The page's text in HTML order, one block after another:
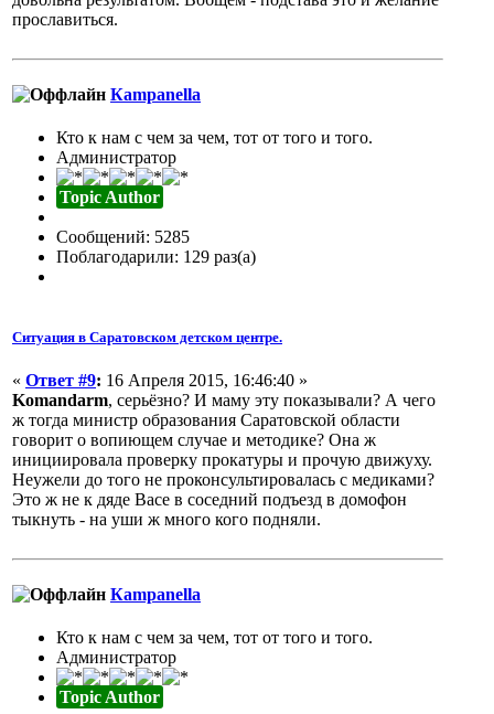
прославиться.
Кampanella
Кто к нам с чем за чем, тот от того и того.
Администратор
Topic Author
Сообщений: 5285
Поблагодарили: 129 раз(а)
Ситуация в Саратовском детском центре.
« Ответ #9: 16 Апреля 2015, 16:46:40 »
Komandarm, серьёзно? И маму эту показывали? А чего
ж тогда министр образования Саратовской области
говорит о вопиющем случае и методике? Она ж
инициировала проверку прокатуры и прочую движуху.
Неужели до того не проконсультировалась с медиками?
Это ж не к дяде Васе в соседний подъезд в домофон
тыкнуть - на уши ж много кого подняли.
Кampanella
Кто к нам с чем за чем, тот от того и того.
Администратор
Topic Author